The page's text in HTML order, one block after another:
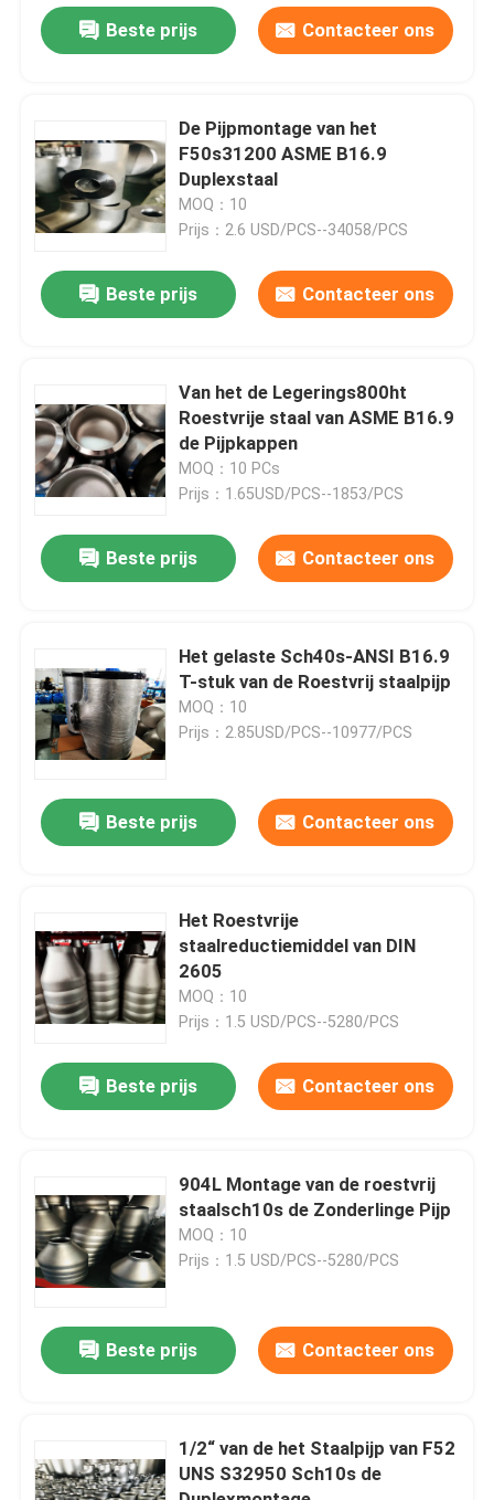
Producten
Ongeveer ons
Fabrieksreis
Company News
De Montage van de roestvrij staalpijp
de flens van de roestvrij staalpijp
het T-stuk van de roestvrij staalpijp
Beste prijs Contacteer ons
De Pijpmontage van het
F50s31200 ASME B16.9
Duplexstaal
MOQ：10
Prijs：2.6 USD/PCS--34058/PCS
Beste prijs Contacteer ons
Van het de Legerings800ht
Roestvrije staal van ASME B16.9
de Pijpkappen
MOQ：10 PCs
Prijs：1.65USD/PCS--1853/PCS
Beste prijs Contacteer ons
Het gelaste Sch40s-ANSI B16.9
T-stuk van de Roestvrij staalpijp
MOQ：10
Prijs：2.85USD/PCS--10977/PCS
Beste prijs Contacteer ons
Het Roestvrije
staalreductiemiddel van DIN
2605
MOQ：10
Prijs：1.5 USD/PCS--5280/PCS
Beste prijs Contacteer ons
904L Montage van de roestvrij
staalsch10s de Zonderlinge Pijp
MOQ：10
Prijs：1.5 USD/PCS--5280/PCS
Beste prijs Contacteer ons
1/2“ van de het Staalpijp van F52
UNS S32950 Sch10s de